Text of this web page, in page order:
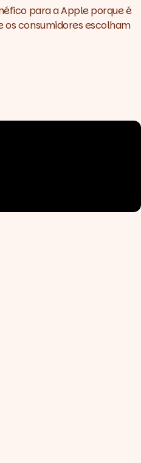
para a Apple porque é
os consumidores escolham